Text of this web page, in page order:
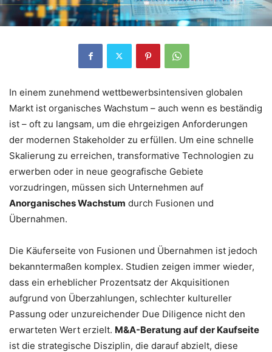
In einem zunehmend wettbewerbsintensiven globalen
Markt ist organisches Wachstum – auch wenn es beständig
ist – oft zu langsam, um die ehrgeizigen Anforderungen
der modernen Stakeholder zu erfüllen. Um eine schnelle
Skalierung zu erreichen, transformative Technologien zu
erwerben oder in neue geografische Gebiete
vorzudringen, müssen sich Unternehmen auf
Anorganisches Wachstum durch Fusionen und
Übernahmen.
Die Käuferseite von Fusionen und Übernahmen ist jedoch
bekanntermaßen komplex. Studien zeigen immer wieder,
dass ein erheblicher Prozentsatz der Akquisitionen
aufgrund von Überzahlungen, schlechter kultureller
Passung oder unzureichender Due Diligence nicht den
erwarteten Wert erzielt. M&A-Beratung auf der Kaufseite
ist die strategische Disziplin, die darauf abzielt, diese